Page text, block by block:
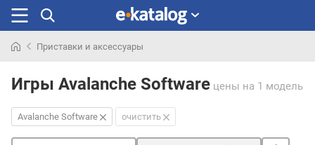
раньше
Приставки и аксессуары
Игры Avalanche Software цены на 1 модель
Avalanche Software очистить